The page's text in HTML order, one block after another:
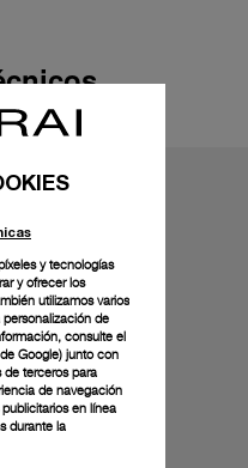
y tecnologías
y ofrecer los
utilizamos varios
de
consulte el
Google) junto con
de terceros para
de navegación
en línea
durante la